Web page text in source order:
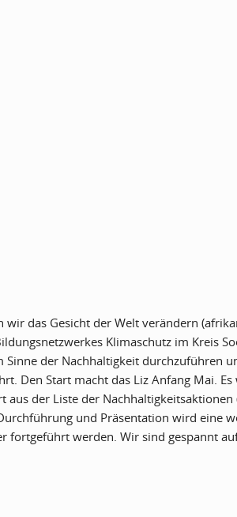
das Gesicht der Welt verändern
Klimaschutz im Kreis
der Nachhaltigkeit durchzuführen
Den Start macht das Liz Anfang Mai. Es
der Liste der Nachhaltigkeitsaktionen
und Präsentation wird eine
fortgeführt werden. Wir sind gespannt